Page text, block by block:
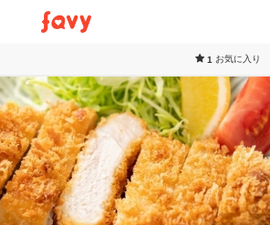
1 お気に入り